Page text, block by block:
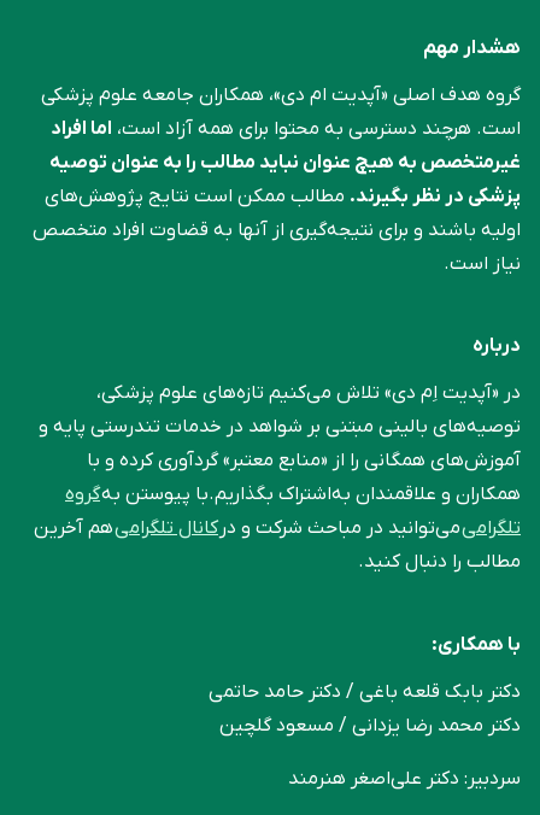
هشدار مهم
گروه هدف اصلی «آپدیت ام دی»، همکاران جامعه علوم ‌پزشکی
است. هرچند دسترسی به محتوا برای همه آزاد است، اما افراد
غیرمتخصص به هیچ عنوان نباید مطالب را به عنوان توصیه
پزشکی در نظر بگیرند. مطالب ممکن است نتایج پژوهش‌های
اولیه باشند و برای نتیجه‌گیری از آنها به قضاوت افراد متخصص
نیاز است.
درباره
در «آپدیت اِم دی» تلاش می‌کنیم تازه‌های علوم پزشکی،
توصیه‌های بالینی مبتنی بر شواهد در خدمات تندرستی پایه و
آموزش‌های همگانی را از «منابع معتبر» گردآوری کرده و با
همکاران و علاقمندان به‌اشتراک بگذاریم.با پیوستن بهگروه
تلگرامیمی‌توانید در مباحث شرکت و درکانال تلگرامیهم آخرین
مطالب را دنبال کنید.
با همکاری:
دکتر بابک قلعه‌ باغی / دکتر حامد حاتمی
دکتر محمد رضا یزدانی / مسعود گلچین
سردبیر: دکتر علی‌اصغر هنرمند